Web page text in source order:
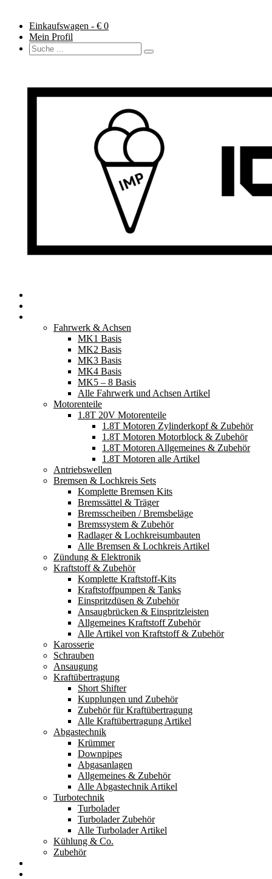
Einkaufswagen - € 0
Mein Profil
Fahrwerk & Achsen
MK1 Basis
MK2 Basis
MK3 Basis
MK4 Basis
MK5 – 8 Basis
Alle Fahrwerk und Achsen Artikel
Motorenteile
1.8T 20V Motorenteile
1.8T Motoren Zylinderkopf & Zubehör
1.8T Motoren Motorblock & Zubehör
1.8T Motoren Allgemeines & Zubehör
1.8T Motoren alle Artikel
Antriebswellen
Bremsen & Lochkreis Sets
Komplette Bremsen Kits
Bremssättel & Träger
Bremsscheiben / Bremsbeläge
Bremssystem & Zubehör
Radlager & Lochkreisumbauten
Alle Bremsen & Lochkreis Artikel
Zündung & Elektronik
Kraftstoff & Zubehör
Komplette Kraftstoff-Kits
Kraftstoffpumpen & Tanks
Einspritzdüsen & Zubehör
Ansaugbrücken & Einspritzleisten
Allgemeines Kraftstoff Zubehör
Alle Artikel von Kraftstoff & Zubehör
Karosserie
Schrauben
Ansaugung
Kraftübertragung
Short Shifter
Kupplungen und Zubehör
Zubehör für Kraftübertragung
Alle Kraftübertragung Artikel
Abgastechnik
Krümmer
Downpipes
Abgasanlagen
Allgemeines & Zubehör
Alle Abgastechnik Artikel
Turbotechnik
Turbolader
Turbolader Zubehör
Alle Turbolader Artikel
Kühlung & Co.
Zubehör